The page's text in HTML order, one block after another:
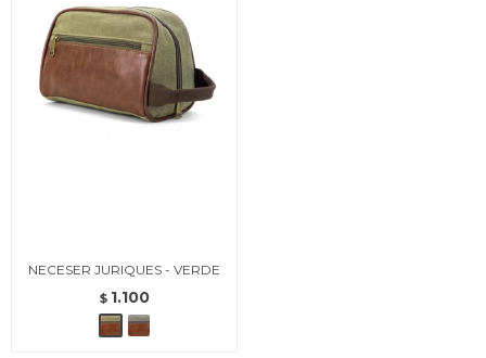
NECESER JURIQUES - VERDE
$ 1.100